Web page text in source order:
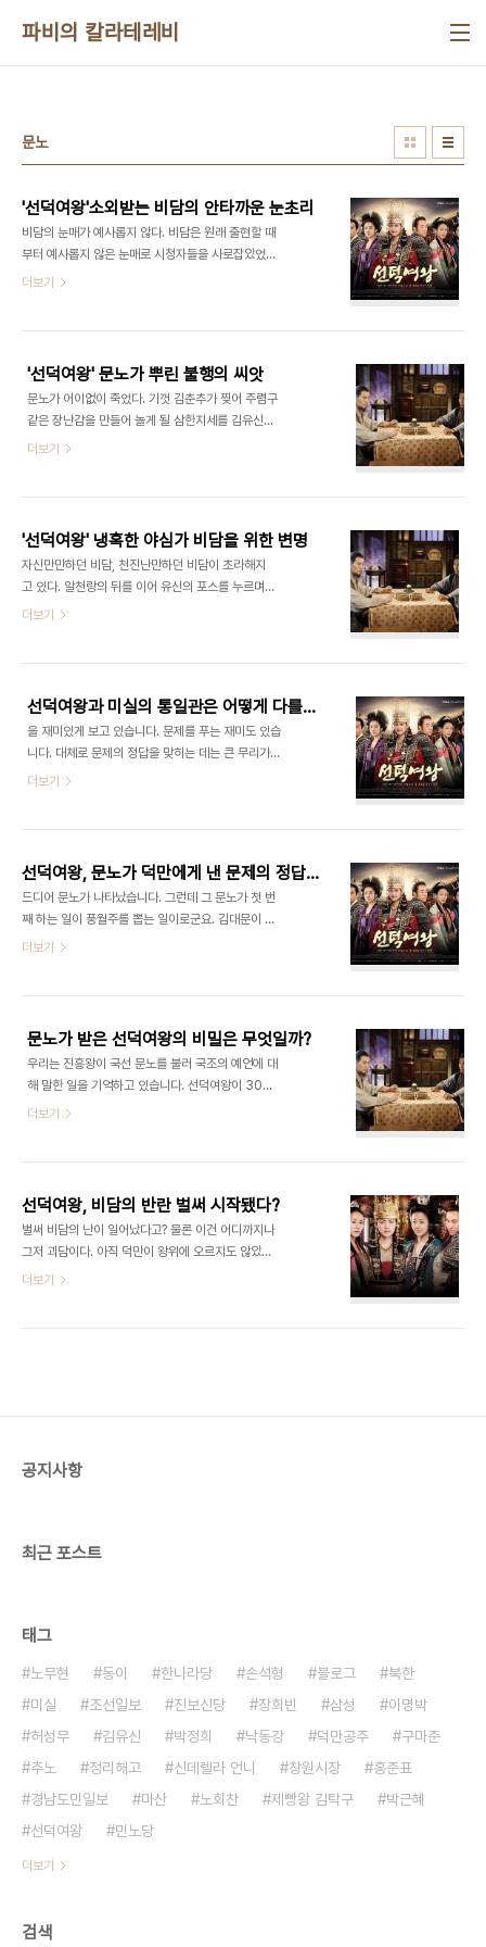
파비의 칼라테레비
문노
'선덕여왕'소외받는 비담의 안타까운 눈초리
비담의 눈매가 예사롭지 않다. 비담은 원래 출현할 때
부터 예사롭지 않은 눈매로 시청자들을 사로잡았었
다. 격식에 얽매이지 않는 말투와 자유분방한 태도,
알면서 동시에 아무것도 모르는 존재 우리는 비담에
대해 너무나 잘 알고 있으면서 동시에 아는 것이 하나
도 없다. 비담은 단지 선덕여왕 말년에 반란을 일으켰
다가 김유신에게 패해 참형에 처해졌다는 기록으로
만 우리에게 존재를 알리고 있을 뿐이다. 고금을 불문
않는 것이 불문율이다. 그러니 우리가 비담에 대해 아
더보기
'선덕여왕' 문노가 뿌린 불행의 씨앗
문노가 어이없이 죽었다. 기껏 김춘추가 찢어 주렴구
같은 장난감을 만들어 놀게 될 삼한지세를 김유신에
게 전달하기 위해 길을 가다 독침에 맞아 죽었다. 절
일이었다. 문노는 왜 염종 같은 인물을 수하에 두고
중요한 임무를 맡겼을까? 문노의 수하에 염종을 두었
다는 자체가 실은 이해할 수 없는 일이었다. 게다가
그 염종이 삼한지세를 작성하는데 가장 큰 역할을 맡
았다는 것은 문노의 능력을 의심케 하기에 충분한 오
고 있기에 이런 생각도 가능한 것이긴 하지만, 어쨌든
더보기
'선덕여왕' 냉혹한 야심가 비담을 위한 변명
자신만만하던 비담, 천진난만하던 비담이 초라해지
고 있다. 알천랑의 뒤를 이어 유신의 포스를 누르며
인기를 구가하던 비담이 천 길 낭떠러지로 추락하고
허리를 숙일 필요도 없었고 그러지도 않았다. 그러나
불행히도 비담은 자기가 누구인지 알아버렸다. 유신
의 진심 앞에 한없이 초라해지는 비담의 야심 비담은
자기 부모가 누구인지 모른 채 문노에 의해 키워졌다.
비담은 문노를 아버지처럼 생각하고 싶었을 것이나,
하게 스승과 제자로 관계를 한정지었다. 그런 문노에
더보기
선덕여왕과 미실의 통일관은 어떻게 다를까?
을 재미있게 보고 있습니다. 문제를 푸는 재미도 있습
니다. 대체로 문제의 정답을 맞히는 데는 큰 무리가
없습니다. 이미 드라마에서 여러 장치들을 통해 어느
제작진의 고도의 계산이 깔린 전술이란 생각이 듭니
다. 시중에 많이 나온 들도 답을 맞히는데 한 몫을 합
니다. 를 읽어본 독자라면 더 쉽습니다. 구체적인 예
가 이번에 문노가 낸 문제입니다. 첫 번째 문제는 너
무 어려워서 아마 맞춘 사람은 아무도 없었을 것입니
하며 미실의 총애를 받는 보종이 아니고선 어려운 문
더보기
선덕여왕, 문노가 덕만에게 낸 문제의 정답은?
드디어 문노가 나타났습니다. 그런데 그 문노가 첫 번
째 하는 일이 풍월주를 뽑는 일이로군요. 김대문이 쓴
화랑세기를 옮겨 썼다고 주장되는 에 의하면, 풍월주
우도 많습니다. 그러고 보면 화랑이란 선발되는 것이
아니라 세습되는 것이 아니었나 하는 추측을 낳게 합
니다. 진골귀족이 세습되는 것처럼 그 진골귀족 중에
서도 권문세가의 자제들이 정계에 진출하기 전에 일
종의 수련 코스로 거치는 곳이 아닐까 생각되는 거지
왕 때 화랑제도가 폐지되지 않았다면 풍월주가 되었
지 않았을..
더보기
문노가 받은 선덕여왕의 비밀은 무엇일까?
우리는 진흥왕이 국선 문노를 불러 국조의 예언에 대
해 말한 일을 기억하고 있습니다. 선덕여왕이 30회
를 넘겼으니 벌써 넉 달 전의 일이라 까마득할 지도
개양자가 온다는 예언입니다. 베일에 싸인 진흥왕의
지시는 무엇이었을까 개양자를 진흥왕은 미실에 대
적할 자라고 했습니다. 그가 오기 전에는 아무도 미실
에 대적할 수 없을 것이라고 했습니다. 이 드라마에서
그는 매우 신비로운 존재입니다. 그래서 우리는 지금
으니까요. 그가 나타나는 날 우리는 베일에 가려진 비
더보기
선덕여왕, 비담의 반란 벌써 시작됐다?
벌써 비담의 난이 일어났다고? 물론 이건 어디까지나
그저 괴담이다. 아직 덕만이 왕위에 오르지도 않았는
데 비담이 반란을 일으키다니 있을 수 없는 일이다.
싶었던 시청자들에게 유신은 너무 미적거렸다. 우유
더보기
공지사항
최근 포스트
태그
노무현 동이 한나라당 손석형 블로그
북한
미실
조선일보 진보신당 장희빈 삼성
이명박
허성무
김유신 박정희 낙동강 덕만공주
구마준
추노
정리해고 신데렐라 언니 창원시장
홍준표
경남도민일보
마산 노회찬 제빵왕 김탁구
박근혜
선덕여왕
민노당
더보기
검색